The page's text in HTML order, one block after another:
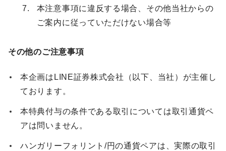
本注意事項に違反する場合、その他当社からの
ご案内に従っていただけない場合等
その他のご注意事項
本企画はLINE証券株式会社（以下、当社）が主催し
ております。
本特典付与の条件である取引については取引通貨ペ
アは問いません。
ハンガリーフォリント/円の通貨ペアは、実際の取引